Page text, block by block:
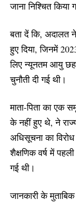
जाना निश्चित किया
बता दें कि, अदालत
हुए दिया, जिनमें
लिए न्यूनतम आयु
चुनौती दी गई थी।
माता-पिता का
के नहीं हुए थे, ने
अधिसूचना का
शैक्षणिक वर्ष में
गई थी।
जानकारी के